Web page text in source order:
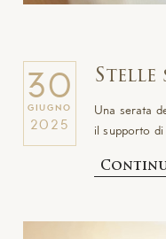
30
GIUGNO
2025
Stelle
Una serata
il supporto